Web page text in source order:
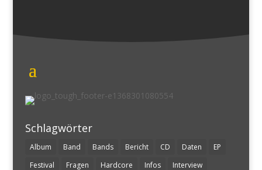
Schlagwörter
Album Band Bands Bericht CD Daten
EP
Festival
Fragen Hardcore Infos Interview